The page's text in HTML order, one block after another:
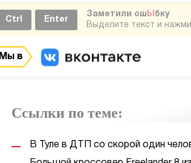
Ctrl Enter
Заметили ош Ы бку
Выделите текст и
Мы в
Ссылки по теме:
В Туле в ДТП со скорой один